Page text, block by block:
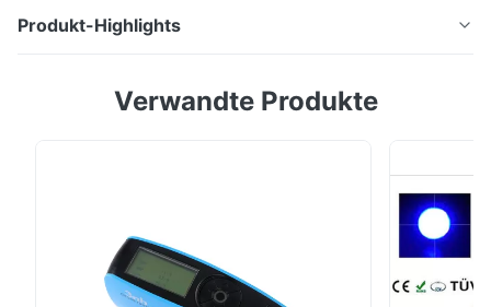
Produkt-Highlights
Öffnungs-Silk YS3020 für beschichtende
Teil7, YS3060 UV Eigenschaften CIE No.15, GB/T 3978,
GBs 2893 überein, GB/T 18833, ...
Verwandte Produkte